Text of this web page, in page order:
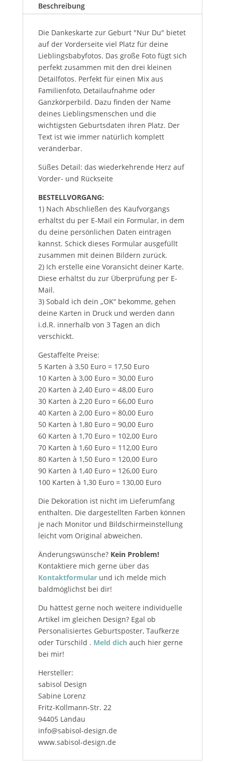
Beschreibung
Die Dankeskarte zur Geburt "Nur Du" bietet
auf der Vorderseite viel Platz für deine
Lieblingsbabyfotos. Das große Foto fügt sich
perfekt zusammen mit den drei kleinen
Detailfotos. Perfekt für einen Mix aus
Familienfoto, Detailaufnahme oder
Ganzkörperbild. Dazu finden der Name
deines Lieblingsmenschen und die
wichtigsten Geburtsdaten ihren Platz. Der
Text ist wie immer natürlich komplett
veränderbar.
Süßes Detail: das wiederkehrende Herz auf
Vorder- und Rückseite
BESTELLVORGANG:
1) Nach Abschließen des Kaufvorgangs
erhältst du per E-Mail ein Formular, in dem
du deine persönlichen Daten eintragen
kannst. Schick dieses Formular ausgefüllt
zusammen mit deinen Bildern zurück.
2) Ich erstelle eine Voransicht deiner Karte.
Diese erhältst du zur Überprüfung per E-
Mail.
3) Sobald ich dein „OK“ bekomme, gehen
deine Karten in Druck und werden dann
i.d.R. innerhalb von 3 Tagen an dich
verschickt.
Gestaffelte Preise:
5 Karten à 3,50 Euro = 17,50 Euro
10 Karten à 3,00 Euro = 30,00 Euro
20 Karten à 2,40 Euro = 48,00 Euro
30 Karten à 2,20 Euro = 66,00 Euro
40 Karten à 2,00 Euro = 80,00 Euro
50 Karten à 1,80 Euro = 90,00 Euro
60 Karten à 1,70 Euro = 102,00 Euro
70 Karten à 1,60 Euro = 112,00 Euro
80 Karten à 1,50 Euro = 120,00 Euro
90 Karten à 1,40 Euro = 126,00 Euro
100 Karten à 1,30 Euro = 130,00 Euro
Die Dekoration ist nicht im Lieferumfang
enthalten. Die dargestellten Farben können
je nach Monitor und Bildschirmeinstellung
leicht vom Original abweichen.
Änderungswünsche? Kein Problem!
Kontaktiere mich gerne über das
Kontaktformular und ich melde mich
baldmöglichst bei dir!
Du hättest gerne noch weitere individuelle
Artikel im gleichen Design? Egal ob
Personalisiertes Geburtsposter, Taufkerze
oder Türschild . Meld dich auch hier gerne
bei mir!
Hersteller:
sabisol Design
Sabine Lorenz
Fritz-Kollmann-Str. 22
94405 Landau
info@sabisol-design.de
www.sabisol-design.de